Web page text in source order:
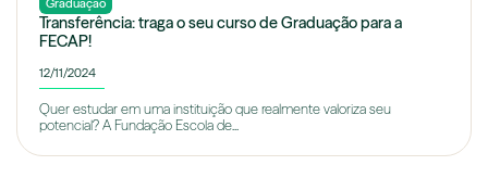
Graduação
Transferência: traga o seu curso de Graduação para a
FECAP!
12/11/2024
Quer estudar em uma instituição que realmente valoriza seu
potencial? A Fundação Escola de...